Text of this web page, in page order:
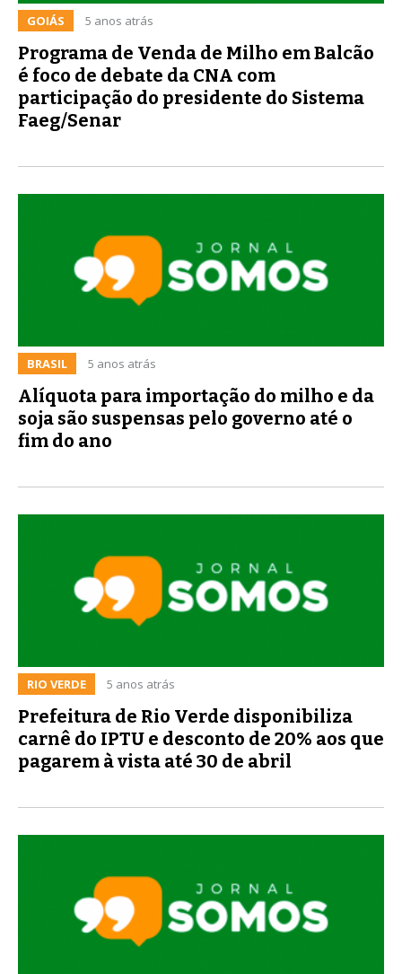
GOIÁS 5 anos atrás
Programa de Venda de Milho em Balcão
é foco de debate da CNA com
participação do presidente do Sistema
Faeg/Senar
BRASIL 5 anos atrás
Alíquota para importação do milho e da
soja são suspensas pelo governo até o
fim do ano
RIO VERDE 5 anos atrás
Prefeitura de Rio Verde disponibiliza
carnê do IPTU e desconto de 20% aos que
pagarem à vista até 30 de abril